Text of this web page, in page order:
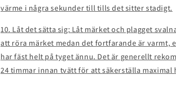
värme i några sekunder till tills det sitter stadigt.
10. Låt det sätta sig: Låt märket och plagget
att röra märket medan det fortfarande är varmt,
har fäst helt på tyget ännu. Det är generellt
24 timmar innan tvätt för att säkerställa maximal